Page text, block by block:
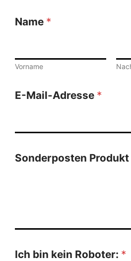
Name *
Vorname
E-Mail-Adresse *
Sonderposten
Ich bin kein Roboter: *